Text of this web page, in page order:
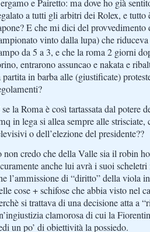
e Pairetto: ma dove ho già
a tutti gli arbitri dei Rolex, e
E che mi dici del
vinto dalla lupa) che
da 5 a 3, e che la roma 2 giorni
entrarono assuncao e nakata e
partita in barba alle (giustificate)
la Roma è così tartassata dal potere
in lega si allea sempre alle
o dell’elezione del presidente??
non credo che della Valle sia il robin
anche lui avrà i suoi
l’ammissione di “diritto” della viola
cose + schifose che abbia visto nel
si trattava di una decisione atta a
clamorosa di cui la
un po’ di obiettività la possiedo.